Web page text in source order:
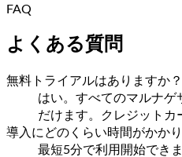
FAQ
よくある質問
無料トライアルはありますか？
はい。すべてのマルナゲ
だけます。クレジットカ
導入にどのくらい時間がかか
最短5分で利用開始でき